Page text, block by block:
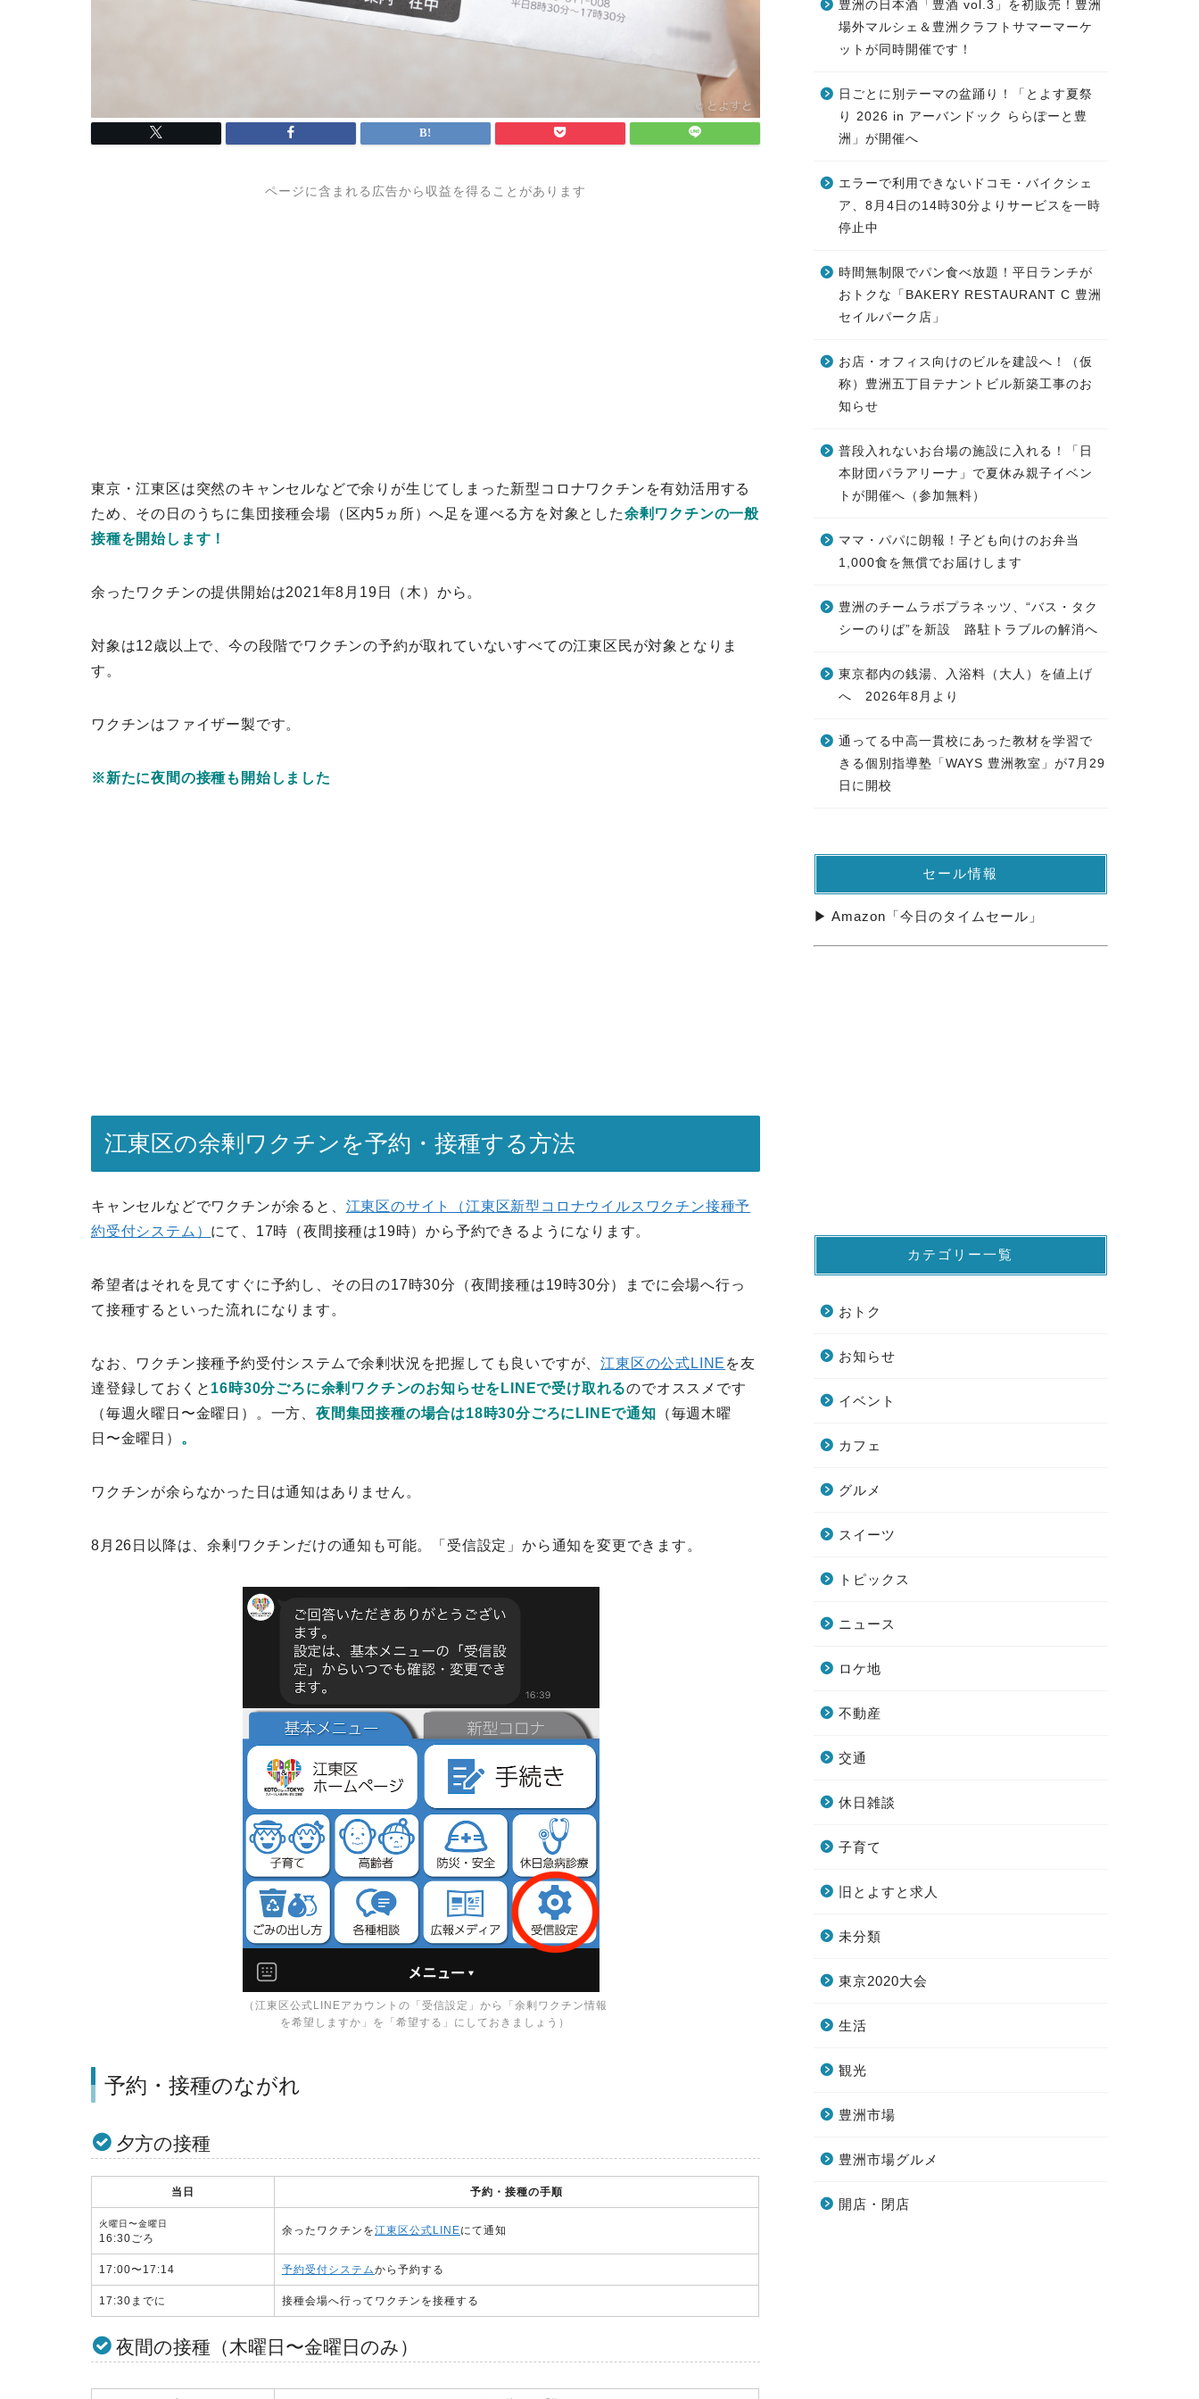
ページに含まれる広告から収益を得ることがあります
東京・江東区は突然のキャンセルなどで余りが生じてしまった新型コロナワクチンを有効活用する
ため、その日のうちに集団接種会場（区内5ヵ所）へ足を運べる方を対象とした余剰ワクチンの一般
接種を開始します！
余ったワクチンの提供開始は2021年8月19日（木）から。
対象は12歳以上で、今の段階でワクチンの予約が取れていないすべての江東区民が対象となりま
す。
ワクチンはファイザー製です。
※新たに夜間の接種も開始しました
江東区の余剰ワクチンを予約・接種する方法
キャンセルなどでワクチンが余ると、 江東区のサイト（江東区新型コロナウイルスワクチン接種予
約受付システム） にて、17時（夜間接種は19時）から予約できるようになります。
希望者はそれを見てすぐに予約し、その日の17時30分（夜間接種は19時30分）までに会場へ行っ
て接種するといった流れになります。
なお、ワクチン接種予約受付システムで余剰状況を把握しても良いですが、江東区の公式LINE を友
達登録しておくと 16時30分ごろに余剰ワクチンのお知らせをLINEで受け取れるのでオススメです
（毎週火曜日〜金曜日）。一方、 夜間集団接種の場合は18時30分ごろにLINEで通知 （毎週木曜
日〜金曜日） 。
ワクチンが余らなかった日は通知はありません。
8月26日以降は、余剰ワクチンだけの通知も可能。「受信設定」から通知を変更できます。
（江東区公式LINEアカウントの「受信設定」から「余剰ワクチン情報
を希望しますか」を「希望する」にしておきましょう）
予約・接種のながれ
夕方の接種
当日 予約・接種の手順
火曜日〜金曜日
16:30ごろ
余ったワクチンを江東区公式LINEにて通知
17:00〜17:14 予約受付システムから予約する
17:30までに 接種会場へ行ってワクチンを接種する
夜間の接種（木曜日〜金曜日のみ）
豊洲の日本酒「豊酒 vol.3」を初販売！豊洲
場外マルシェ＆豊洲クラフトサマーマーケ
ットが同時開催です！
日ごとに別テーマの盆踊り！「とよす夏祭
り 2026 in アーバンドック ららぽーと豊
洲」が開催へ
エラーで利用できないドコモ・バイクシェ
ア、8月4日の14時30分よりサービスを一時
停止中
時間無制限でパン食べ放題！平日ランチが
おトクな「BAKERY RESTAURANT C 豊洲
セイルパーク店」
お店・オフィス向けのビルを建設へ！（仮
称）豊洲五丁目テナントビル新築工事のお
知らせ
普段入れないお台場の施設に入れる！「日
本財団パラアリーナ」で夏休み親子イベン
トが開催へ（参加無料）
ママ・パパに朗報！子ども向けのお弁当
1,000食を無償でお届けします
豊洲のチームラボプラネッツ、“バス・タク
シーのりば”を新設 路駐トラブルの解消へ
東京都内の銭湯、入浴料（大人）を値上げ
へ 2026年8月より
通ってる中高一貫校にあった教材を学習で
きる個別指導塾「WAYS 豊洲教室」が7月29
日に開校
セール情報
▶ Amazon「今日のタイムセール」
カテゴリー一覧
おトク
お知らせ
イベント
カフェ
グルメ
スイーツ
トピックス
ニュース
ロケ地
不動産
交通
休日雑談
子育て
旧とよすと求人
未分類
東京2020大会
生活
観光
豊洲市場
豊洲市場グルメ
開店・閉店